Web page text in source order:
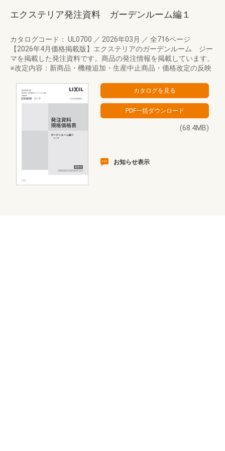
エクステリア発注資料 ガーデンルーム編１
カタログコード： UL0700 ／ 2026年03月 ／ 全716ページ
【2026年4月価格掲載版】エクステリアのガーデンルーム ジー
マを掲載した発注資料です。商品の発注情報を掲載しています。
※改定内容：新商品・機種追加・生産中止商品・価格改定の反映
(68.4MB)
お知らせ表示